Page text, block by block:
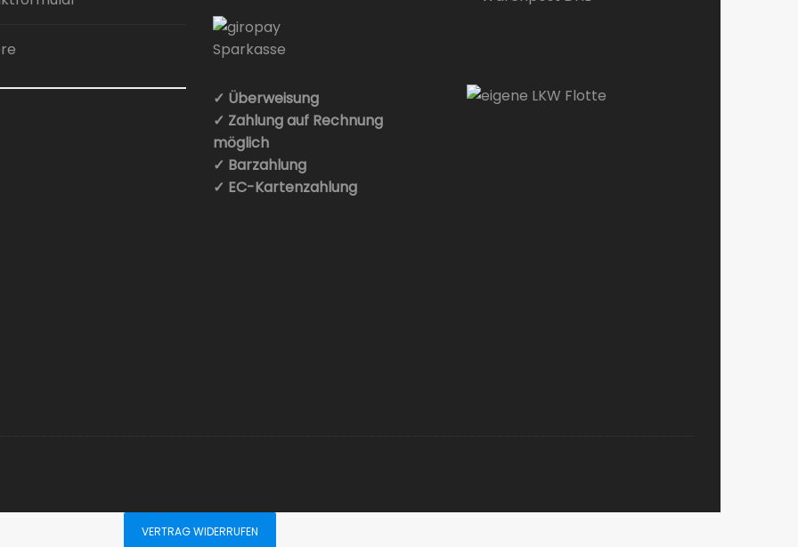
✓ Überweisung
✓ Zahlung auf Rechnung
möglich
✓ Barzahlung
✓ EC-Kartenzahlung
VERTRAG WIDERRUFEN